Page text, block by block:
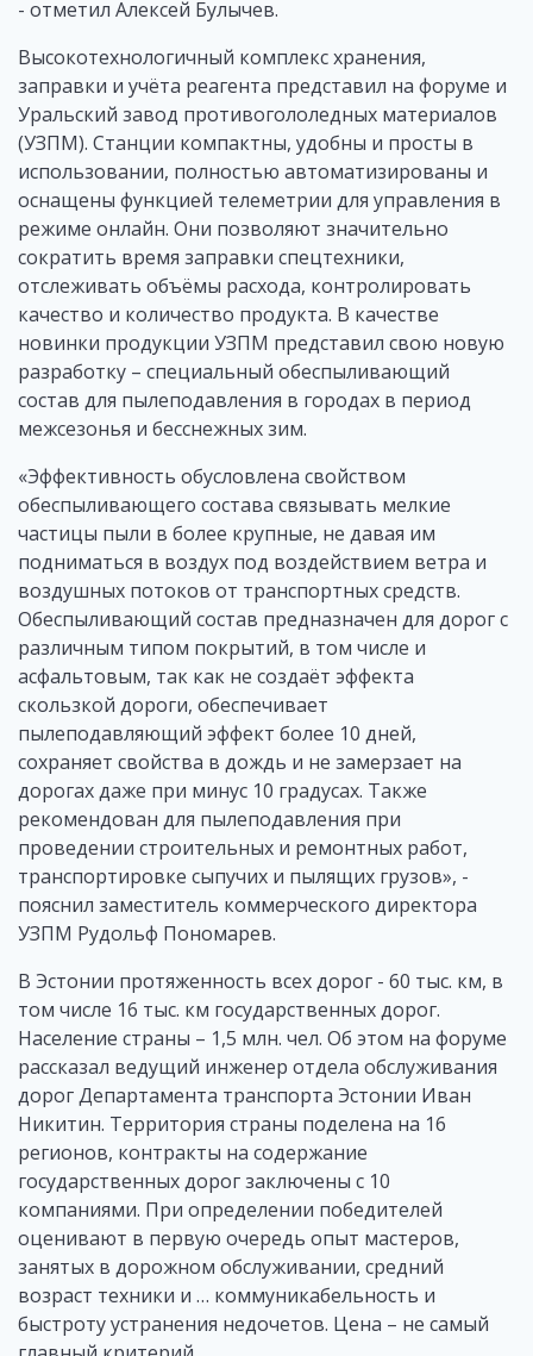
- отметил Алексей Булычев.
Высокотехнологичный комплекс хранения,
заправки и учёта реагента представил на форуме и
Уральский завод противогололедных материалов
(УЗПМ). Станции компактны, удобны и просты в
использовании, полностью автоматизированы и
оснащены функцией телеметрии для управления в
режиме онлайн. Они позволяют значительно
сократить время заправки спецтехники,
отслеживать объёмы расхода, контролировать
качество и количество продукта. В качестве
новинки продукции УЗПМ представил свою новую
разработку – специальный обеспыливающий
состав для пылеподавления в городах в период
межсезонья и бесснежных зим.
«Эффективность обусловлена свойством
обеспыливающего состава связывать мелкие
частицы пыли в более крупные, не давая им
подниматься в воздух под воздействием ветра и
воздушных потоков от транспортных средств.
Обеспыливающий состав предназначен для дорог с
различным типом покрытий, в том числе и
асфальтовым, так как не создаёт эффекта
скользкой дороги, обеспечивает
пылеподавляющий эффект более 10 дней,
сохраняет свойства в дождь и не замерзает на
дорогах даже при минус 10 градусах. Также
рекомендован для пылеподавления при
проведении строительных и ремонтных работ,
транспортировке сыпучих и пылящих грузов», -
пояснил заместитель коммерческого директора
УЗПМ Рудольф Пономарев.
В Эстонии протяженность всех дорог - 60 тыс. км, в
том числе 16 тыс. км государственных дорог.
Население страны – 1,5 млн. чел. Об этом на форуме
рассказал ведущий инженер отдела обслуживания
дорог Департамента транспорта Эстонии Иван
Никитин. Территория страны поделена на 16
регионов, контракты на содержание
государственных дорог заключены с 10
компаниями. При определении победителей
оценивают в первую очередь опыт мастеров,
занятых в дорожном обслуживании, средний
возраст техники и … коммуникабельность и
быстроту устранения недочетов. Цена – не самый